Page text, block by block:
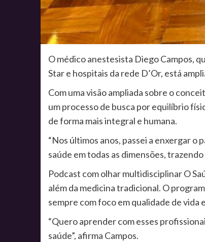
O médico anestesista Diego Campos,
Star e hospitais da rede D’Or, está
Com uma visão ampliada sobre o
um processo de busca por equilíbrio
de forma mais integral e humana.
“Nos últimos anos, passei a enxergar
saúde em todas as dimensões,
Podcast com olhar multidisciplinar O
além da medicina tradicional. O
sempre com foco em qualidade de vida
“Quero aprender com esses
saúde”, afirma Campos.